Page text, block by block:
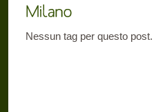
Nessun tag per questo post.